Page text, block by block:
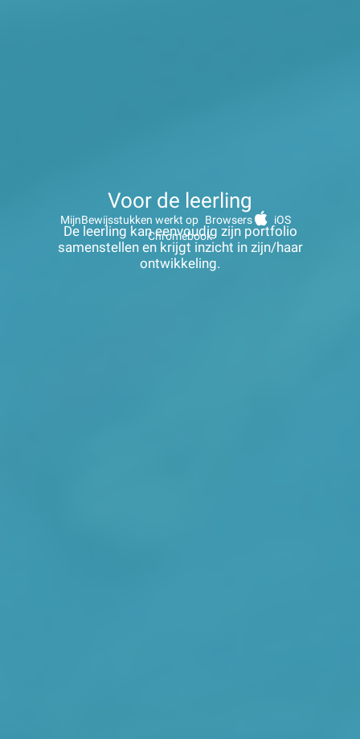
Voor de leerling
De leerling kan eenvoudig zijn portfolio
samenstellen en krijgt inzicht in zijn/haar
ontwikkeling.
MijnBewijsstukken werkt op Browsers
iOS
Chromebook